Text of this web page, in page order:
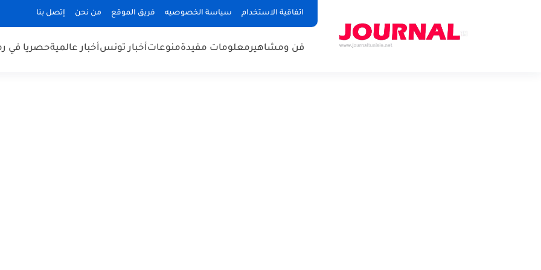
اتفاقية الاستخدام سياسة الخصوصيه فريق الموقع من نحن إتصل بنا
فن ومشاهيرمعلومات مفيدةمنوعاتأخبار تونسأخبار عالميةحصريا في